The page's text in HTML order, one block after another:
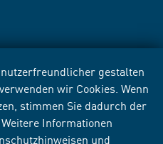
gestalten
wir Cookies. Wenn
stimmen Sie dadurch der
Informationen
und